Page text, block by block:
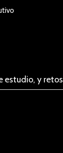
estudio, y retos